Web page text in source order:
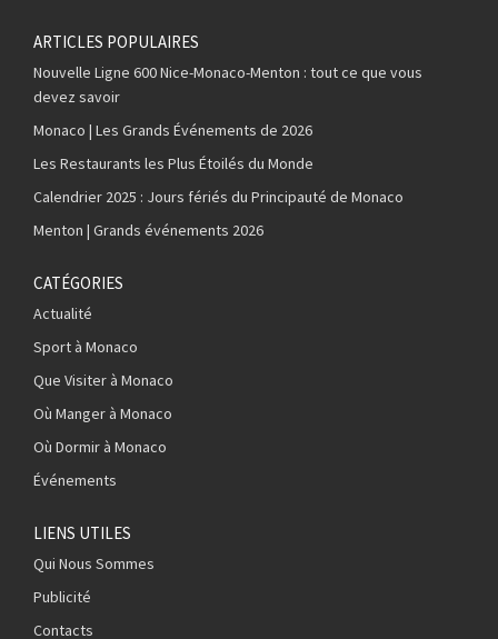
ARTICLES POPULAIRES
Nouvelle Ligne 600 Nice-Monaco-Menton : tout ce que vous
devez savoir
Monaco | Les Grands Événements de 2026
Les Restaurants les Plus Étoilés du Monde
Calendrier 2025 : Jours fériés du Principauté de Monaco
Menton | Grands événements 2026
CATÉGORIES
Actualité
Sport à Monaco
Que Visiter à Monaco
Où Manger à Monaco
Où Dormir à Monaco
Événements
LIENS UTILES
Qui Nous Sommes
Publicité
Contacts